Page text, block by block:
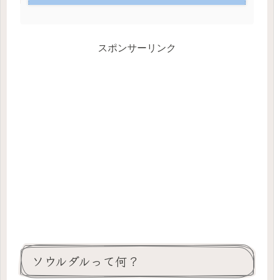
スポンサーリンク
ソウルダルって何？